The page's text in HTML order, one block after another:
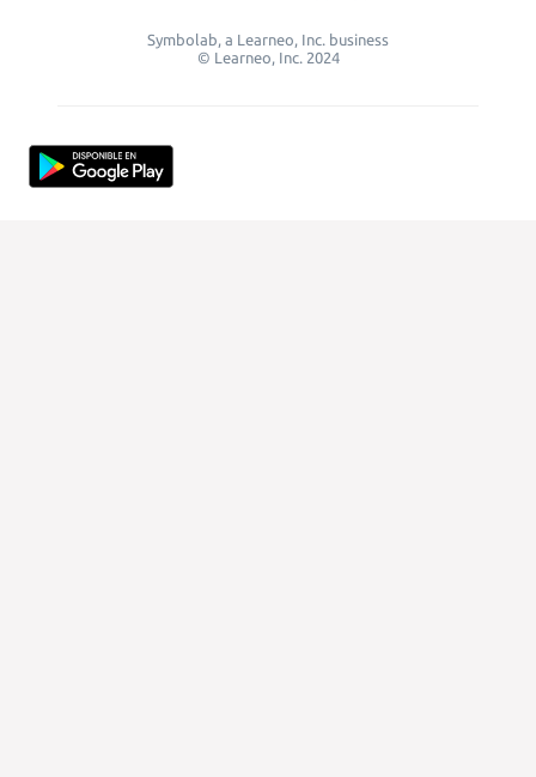
Symbolab, a Learneo, Inc. business
© Learneo, Inc. 2024